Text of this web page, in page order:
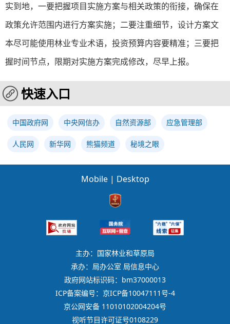
实到地，一要把握项目实施方案与相关政策的衔接，确保在
政策允许范围内进行方案实施；二要注重细节，设计方案文
本尽可能使用林业专业术语，投资预算内容要精准；三要把
握时间节点，限期对实施方案完成修改，尽早上报。
快速入口
中国政府网 中央网信办 自然资源部 应急管理部
人民网 新华网 熊猫频道 秘境之眼
Mobile | Desktop
主办：国家林业和草原局
承办：局办公室 局信息中心
政府网站标识码：bm37000013
ICP备案编号：京ICP备10047111号-4
京公网安备 11010102004204号
视听节目许可证号0108229